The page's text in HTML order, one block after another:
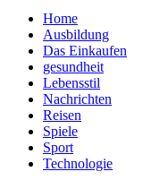
Home
Ausbildung
Das Einkaufen
gesundheit
Lebensstil
Nachrichten
Reisen
Spiele
Sport
Technologie